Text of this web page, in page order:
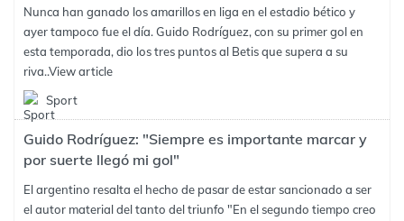
Nunca han ganado los amarillos en liga en el estadio bético y
ayer tampoco fue el día. Guido Rodríguez, con su primer gol en
esta temporada, dio los tres puntos al Betis que supera a su
riva..View article
Sport
Guido Rodríguez: "Siempre es importante marcar y
por suerte llegó mi gol"
El argentino resalta el hecho de pasar de estar sancionado a ser
el autor material del tanto del triunfo "En el segundo tiempo creo